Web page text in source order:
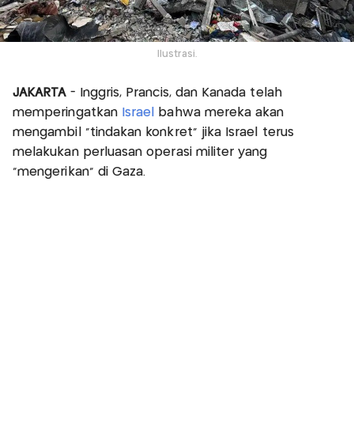
Ilustrasi.
JAKARTA - Inggris, Prancis, dan Kanada telah
memperingatkan Israel
bahwa mereka akan
mengambil "tindakan konkret" jika Israel terus
melakukan perluasan operasi militer yang
"mengerikan" di Gaza.